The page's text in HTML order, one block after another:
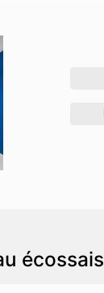
écossais